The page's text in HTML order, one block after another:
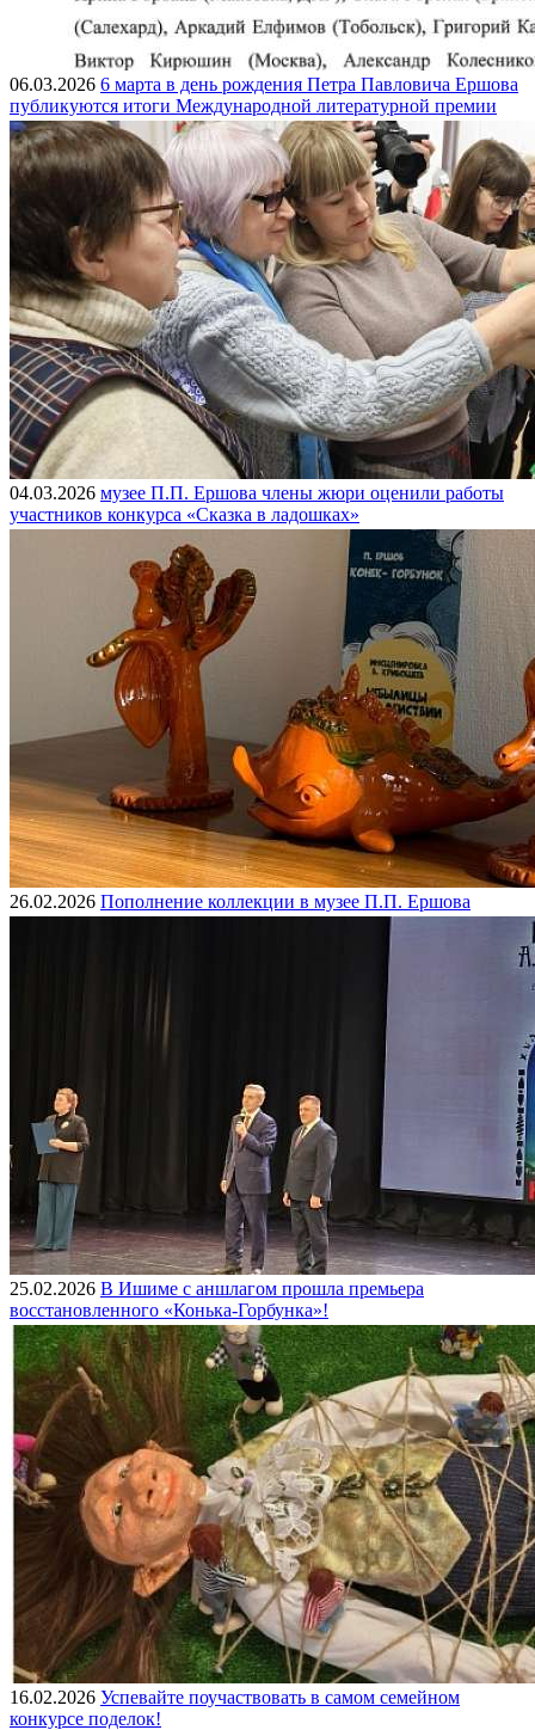
06.03.2026 6 марта в день рождения Петра Павловича Ершова
публикуются итоги Международной литературной премии
04.03.2026 музее П.П. Ершова члены жюри оценили работы
участников конкурса «Сказка в ладошках»
26.02.2026 Пополнение коллекции в музее П.П. Ершова
25.02.2026 В Ишиме с аншлагом прошла премьера
восстановленного «Конька-Горбунка»!
16.02.2026 Успевайте поучаствовать в самом семейном
конкурсе поделок!